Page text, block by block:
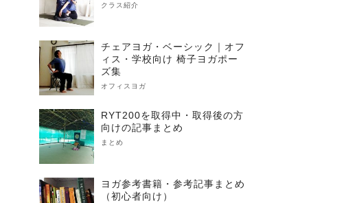
クラス紹介
チェアヨガ・ベーシック｜オフ
ィス・学校向け 椅子ヨガポー
ズ集
オフィスヨガ
RYT200を取得中・取得後の方
向けの記事まとめ
まとめ
ヨガ参考書籍・参考記事まとめ
（初心者向け）